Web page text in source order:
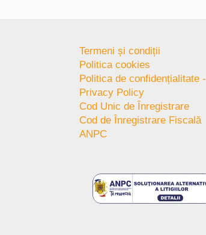
Termeni și condiții
Politica cookies
Politica de confidențialitate -
Privacy Policy
Cod Unic de Înregistrare
Cod de Înregistrare Fiscală
ANPC